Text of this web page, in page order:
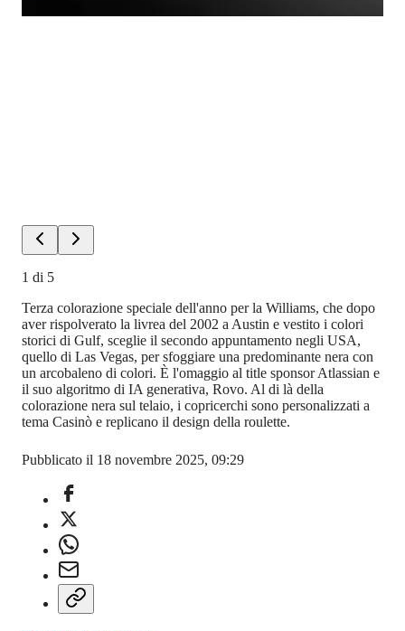
1 di 5
Terza colorazione speciale dell'anno per la Williams, che dopo
aver rispolverato la livrea del 2002 a Austin e vestito i colori
storici di Gulf, sceglie il secondo appuntamento negli USA,
quello di Las Vegas, per sfoggiare una predominante nera con
un arcobaleno di colori. È l'omaggio al title sponsor Atlassian e
il suo algoritmo di IA generativa, Rovo. Al di là della
colorazione nera sul telaio, i copricerchi sono personalizzati a
tema Casinò e replicano il design della roulette.
Pubblicato il 18 novembre 2025, 09:29